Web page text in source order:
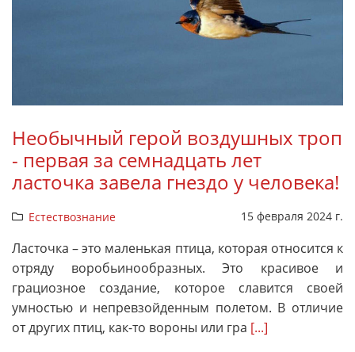
Необычный герой воздушных троп
- первая за семнадцать лет
ласточка завела гнездо у человека!
Естествознание 15 февраля 2024 г.
Ласточка – это маленькая птица, которая относится к
отряду воробьинообразных. Это красивое и
грациозное создание, которое славится своей
умностью и непревзойденным полетом. В отличие
от других птиц, как-то вороны или гра [...]